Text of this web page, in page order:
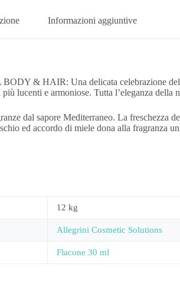
Informazioni aggiuntive
& HAIR: Una delicata celebrazione del
lucenti e armoniose. Tutta l’eleganza
dal sapore Mediterraneo. La freschezza
ed accordo di miele dona alla fragranza
12 kg
Allegrini Cosmetic Solutions
Flacone 30 ml